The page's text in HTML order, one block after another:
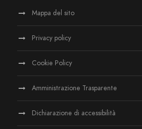
Mappa del sito
Privacy policy
Cookie Policy
Amministrazione Trasparente
Dichiarazione di accessibilità